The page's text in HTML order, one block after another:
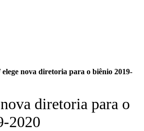
elege nova diretoria para o biênio 2019-
diretoria para o
2020